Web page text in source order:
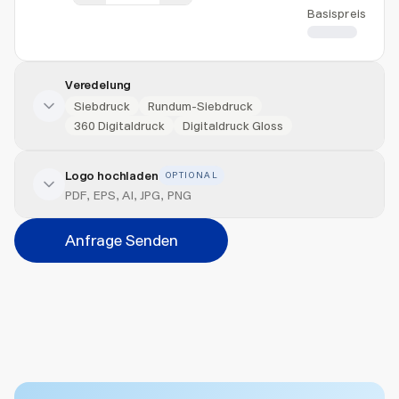
Basispreis
Veredelung
Siebdruck
Rundum-Siebdruck
360 Digitaldruck
Digitaldruck Gloss
Veredelung hinzufügen
Position
Bitte wählen...
Logo hochladen OPTIONAL
PDF, EPS, AI, JPG, PNG
Anfrage Senden